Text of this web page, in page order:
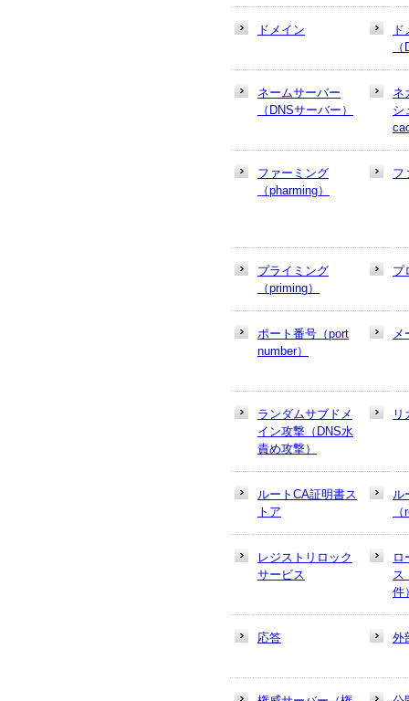
ドメイン
ネームサーバー
（DNSサーバー）
ネ
シ
ファーミング
（pharming）
フ
プライミング
（priming）
プ
ポート番号（port
number）
メ
ランダムサブドメ
イン攻撃（DNS水
責め攻撃）
リ
ルートCA証明書ス
トア
ル
レジストリロック
サービス
ロ
ス
件
応答 外